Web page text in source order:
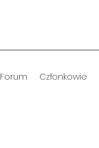
Forum Członkowie